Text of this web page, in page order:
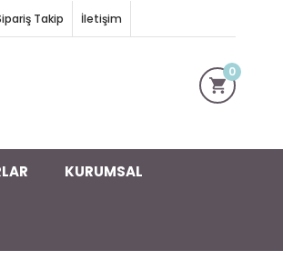
Takip İletişim
0
KURUMSAL